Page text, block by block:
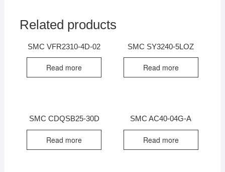
Related products
SMC VFR2310-4D-02
Read more
SMC SY3240-5LOZ
Read more
SMC CDQSB25-30D
Read more
SMC AC40-04G-A
Read more